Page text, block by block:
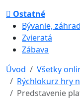
Ostatné
Bývanie,
Zvieratá
Zábava
Úvod
Všetky
Rýchlokurz hry
Predstavenie